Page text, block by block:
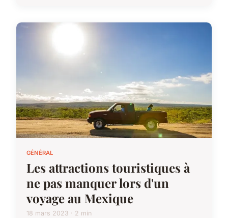
GÉNÉRAL
Les attractions touristiques à
ne pas manquer lors d'un
voyage au Mexique
18 mars 2023 · 2 min